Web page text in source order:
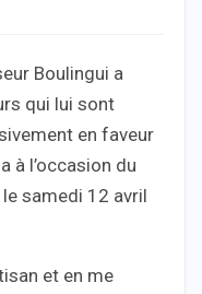
Boulingui a
qui lui sont
en faveur
à l’occasion du
samedi 12 avril
et en me